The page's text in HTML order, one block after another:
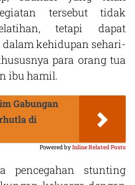
tersebut tidak
tetapi dapat
kehidupan sehari-
para orang tua
ibu hamil.
Gabungan
di
Powered byInline Related Posts
pencegahan stunting